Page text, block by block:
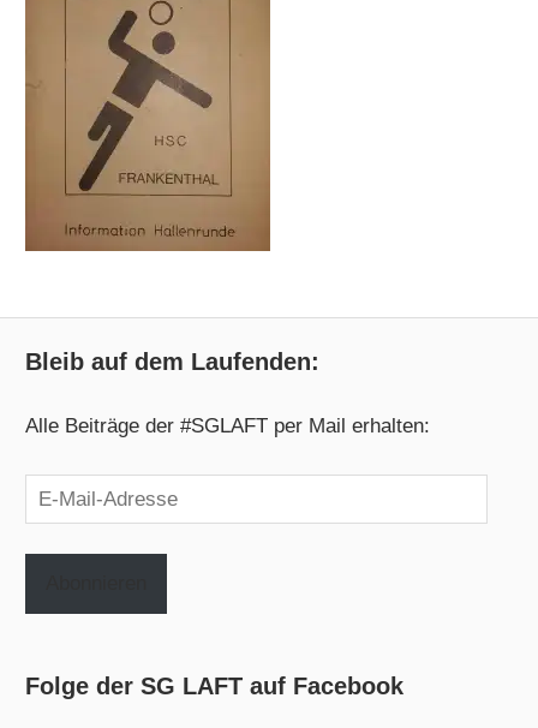
Bleib auf dem Laufenden:
Alle Beiträge der #SGLAFT per Mail erhalten:
E-
Mail-
Adresse
Folge der SG LAFT auf Facebook